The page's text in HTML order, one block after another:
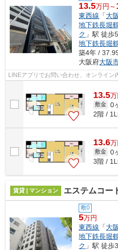
13.5万円～
東西線 「大
地下鉄長堀
ク 」駅 徒歩
地下鉄長堀
築4年 /
大阪府大阪
LINEアプリでお問い合わせ、オンライン
13.5万
敷金 0
2階 /
13.6万
敷金 0
3階 /
賃貸 | マンション エステムコート大阪
敷0
5万円
東西線 「大
地下鉄長堀
ク 」駅 徒歩